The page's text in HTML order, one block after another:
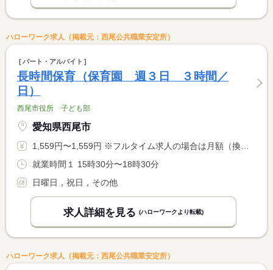
ハローワーク求人（掲載元：西尾公共職業安定所）
パート・アルバイト
長時間保育（保育園 週３日 ３時間／
日）
西尾市役所 子ども部
愛知県西尾市
1,559円〜1,559円 ※フルタイム求人の場合は月額（換算額）、パート求人の場合は時間額を表示しています。
就業時間１ 15時30分〜18時30分
日曜日，祝日，その他
求人詳細を見る (ハローワークより転載)
ハローワーク求人（掲載元：西尾公共職業安定所）